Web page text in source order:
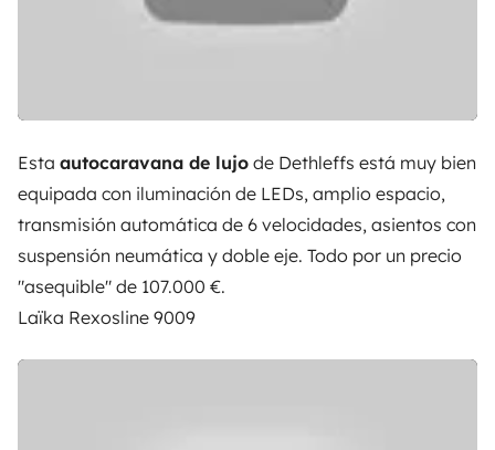
Esta autocaravana de lujo de Dethleffs está muy bien
equipada con iluminación de LEDs, amplio espacio,
transmisión automática de 6 velocidades, asientos con
suspensión neumática y doble eje. Todo por un precio
"asequible" de 107.000 €.
Laïka Rexosline 9009